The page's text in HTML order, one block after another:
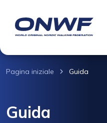
Pagina iniziale Guida
Guida